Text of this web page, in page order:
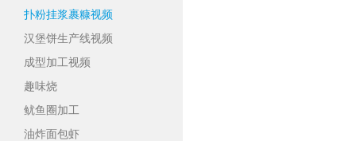
扑粉挂浆裹糠视频
汉堡饼生产线视频
成型加工视频
趣味烧
鱿鱼圈加工
油炸面包虾